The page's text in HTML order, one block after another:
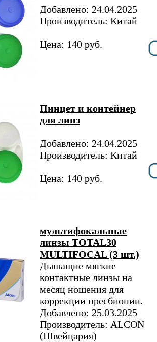
Добавлено: 24.04.2025
Производитель: Китай
Цена: 140 руб.
Пинцет и контейнер
для линз
Добавлено: 24.04.2025
Производитель: Китай
Цена: 140 руб.
мультифокальные
линзы TOTAL30
MULTIFOCAL (3 шт.)
Дышащие мягкие
контактные линзы на
месяц ношения для
коррекции пресбиопии.
Добавлено: 25.03.2025
Производитель: ALCON
(Швейцария)